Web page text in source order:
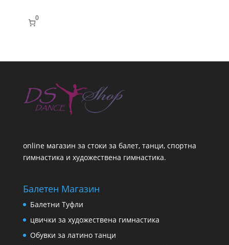
0
online магазин за стоки за балет, танци, спортна
гимнастика и художествена гимнастика.
Балетен Магазин
Балетни Туфли
цвички за художествена гимнастика
Обувки за латино танци